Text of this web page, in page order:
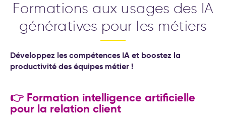
Formations aux usages des IA
génératives pour les métiers
Développez les compétences IA et boostez la
productivité des équipes métier !
👉 Formation intelligence artificielle
pour la relation client